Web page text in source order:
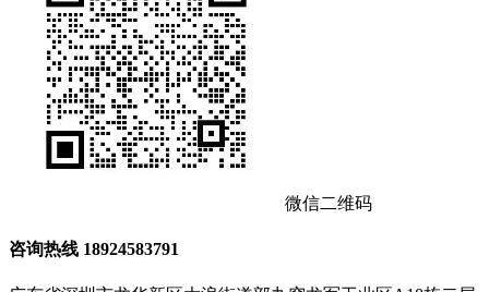
微信二维码
咨询热线 18924583791